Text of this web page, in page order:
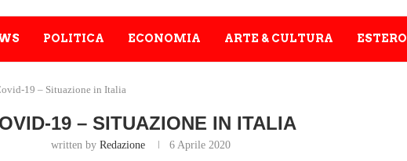
POLITICA ECONOMIA ARTE & CULTURA ESTERO
19 – Situazione in Italia
19 – SITUAZIONE IN ITALIA
written byRedazione 6 Aprile 2020